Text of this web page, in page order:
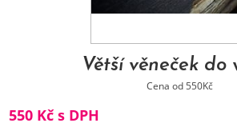
Větší věneček do
Cena od 550Kč
550 Kč s DPH